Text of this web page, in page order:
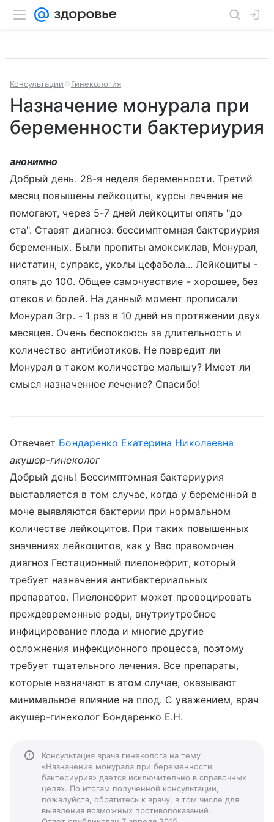
Консультации Гинекология
Назначение монурала при
беременности бактериурия
анонимно
Добрый день. 28-я неделя беременности. Третий
месяц повышены лейкоциты, курсы лечения не
помогают, через 5-7 дней лейкоциты опять "до
ста". Ставят диагноз: бессимптомная бактериурия
беременных. Были пропиты амоксиклав, Монурал,
нистатин, супракс, уколы цефабола... Лейкоциты -
опять до 100. Общее самочувствие - хорошее, без
отеков и болей. На данный момент прописали
Монурал 3гр. - 1 раз в 10 дней на протяжении двух
месяцев. Очень беспокоюсь за длительность и
количество антибиотиков. Не повредит ли
Монурал в таком количестве малышу? Имеет ли
смысл назначенное лечение? Спасибо!
Отвечает Бондаренко Екатерина Николаевна
акушер-гинеколог
Добрый день! Бессимптомная бактериурия
выставляется в том случае, когда у беременной в
моче выявляются бактерии при нормальном
количестве лейкоцитов. При таких повышенных
значениях лейкоцитов, как у Вас правомочен
диагноз Гестационный пиелонефрит, который
требует назначения антибактериальных
препаратов. Пиелонефрит может провоцировать
преждевременные роды, внутриутробное
инфицирование плода и многие другие
осложнения инфекционного процесса, поэтому
требует тщательного лечения. Все препараты,
которые назначают в этом случае, оказывают
минимальное влияние на плод. С уважением, врач
акушер-гинеколог Бондаренко Е.Н.
Консультация врача гинеколога на тему
«Назначение монурала при беременности
бактериурия» дается исключительно в справочных
целях. По итогам полученной консультации,
пожалуйста, обратитесь к врачу, в том числе для
выявления возможных противопоказаний.